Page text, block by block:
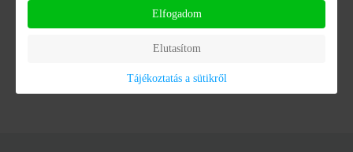
Elfogadom
Elutasítom
Tájékoztatás a sütikről